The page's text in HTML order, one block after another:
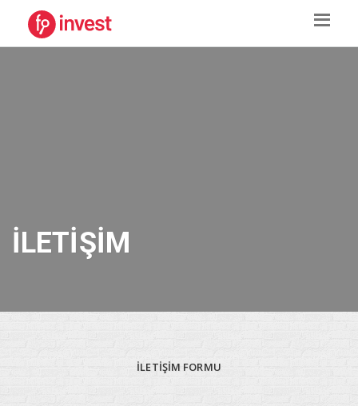
İLETIŞIM
İLETIŞIM FORMU